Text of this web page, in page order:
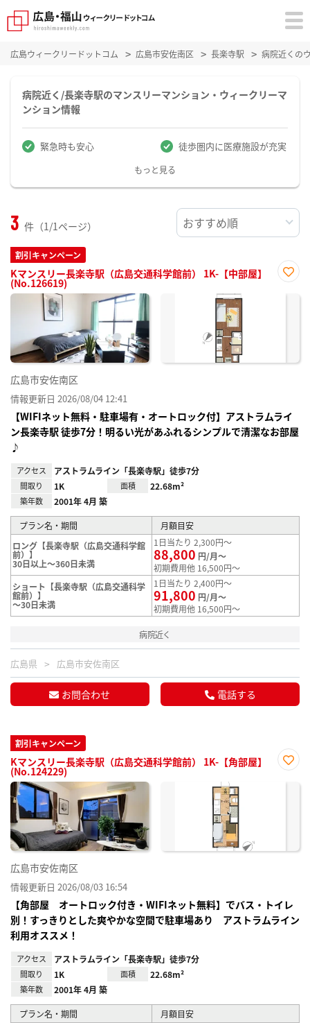
広島ウィークリードットコム 広島市安佐南区 長楽寺駅 病院近くの
病院近く/長楽寺駅のマンスリーマンション・ウィークリーマ
ンション情報
緊急時も安心 徒歩圏内に医療施設が充実
もっと見る
3 件（1/1ページ）
割引キャンペーン
Kマンスリー長楽寺駅（広島交通科学館前） 1K-【中部屋】
(No.126619)
に入
広島市安佐南区
情報更新日 2026/08/04 12:41
【WIFIネット無料・駐車場有・オートロック付】アストラムライ
ン長楽寺駅 徒歩7分！明るい光があふれるシンプルで清潔なお部屋
♪
アクセス アストラムライン「長楽寺駅」徒歩7分
間取り 1K 面積 22.68m²
築年数 2001年 4月 築
プラン名・期間
月額目安
ロング【長楽寺駅（広島交通科学館
前）】
30日以上～360日未満
1日当たり 2,300円～
88,800 円/月～
初期費用他 16,500円～
ショート【長楽寺駅（広島交通科学
館前）】
～30日未満
1日当たり 2,400円～
91,800 円/月～
初期費用他 16,500円～
病院近く
広島県 広島市安佐南区
お問合わせ 電話する
割引キャンペーン
Kマンスリー長楽寺駅（広島交通科学館前） 1K-【角部屋】
(No.124229)
に入
広島市安佐南区
情報更新日 2026/08/03 16:54
【角部屋 オートロック付き・WIFIネット無料】でバス・トイレ
別！すっきりとした爽やかな空間で駐車場あり アストラムライン
利用オススメ！
アクセス アストラムライン「長楽寺駅」徒歩7分
間取り 1K 面積 22.68m²
築年数 2001年 4月 築
プラン名・期間
月額目安